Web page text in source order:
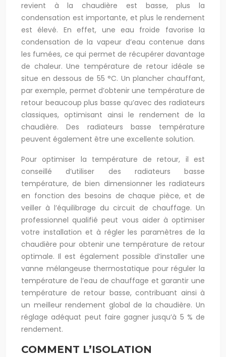
revient à la chaudière est basse, plus la
condensation est importante, et plus le rendement
est élevé. En effet, une eau froide favorise la
condensation de la vapeur d’eau contenue dans
les fumées, ce qui permet de récupérer davantage
de chaleur. Une température de retour idéale se
situe en dessous de 55 °C. Un plancher chauffant,
par exemple, permet d’obtenir une température de
retour beaucoup plus basse qu’avec des radiateurs
classiques, optimisant ainsi le rendement de la
chaudière. Des radiateurs basse température
peuvent également être une excellente solution.
Pour optimiser la température de retour, il est
conseillé d’utiliser des radiateurs basse
température, de bien dimensionner les radiateurs
en fonction des besoins de chaque pièce, et de
veiller à l’équilibrage du circuit de chauffage. Un
professionnel qualifié peut vous aider à optimiser
votre installation et à régler les paramètres de la
chaudière pour obtenir une température de retour
optimale. Il est également possible d’installer une
vanne mélangeuse thermostatique pour réguler la
température de l’eau de chauffage et garantir une
température de retour basse, contribuant ainsi à
un meilleur rendement global de la chaudière. Un
réglage adéquat peut faire gagner jusqu’à 5 % de
rendement.
COMMENT L’ISOLATION